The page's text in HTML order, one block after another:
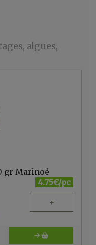
algues,
gr Marinoé
4.75€/pc
+